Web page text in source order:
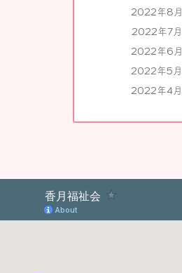
2022年8月
2022年7月
2022年6月
2022年5月
2022年4月